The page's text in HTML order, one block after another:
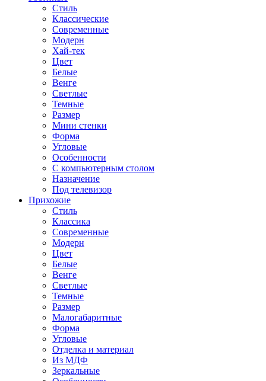
Стиль
Классические
Современные
Модерн
Хай-тек
Цвет
Белые
Венге
Светлые
Темные
Размер
Мини стенки
Форма
Угловые
Особенности
С компьютерным столом
Назначение
Под телевизор
Прихожие
Стиль
Классика
Современные
Модерн
Цвет
Белые
Венге
Светлые
Темные
Размер
Малогабаритные
Форма
Угловые
Отделка и материал
Из МДФ
Зеркальные